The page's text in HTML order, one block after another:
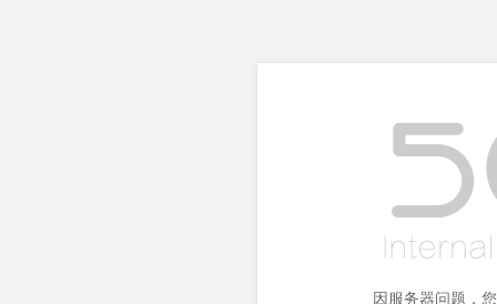
因服务器问题，